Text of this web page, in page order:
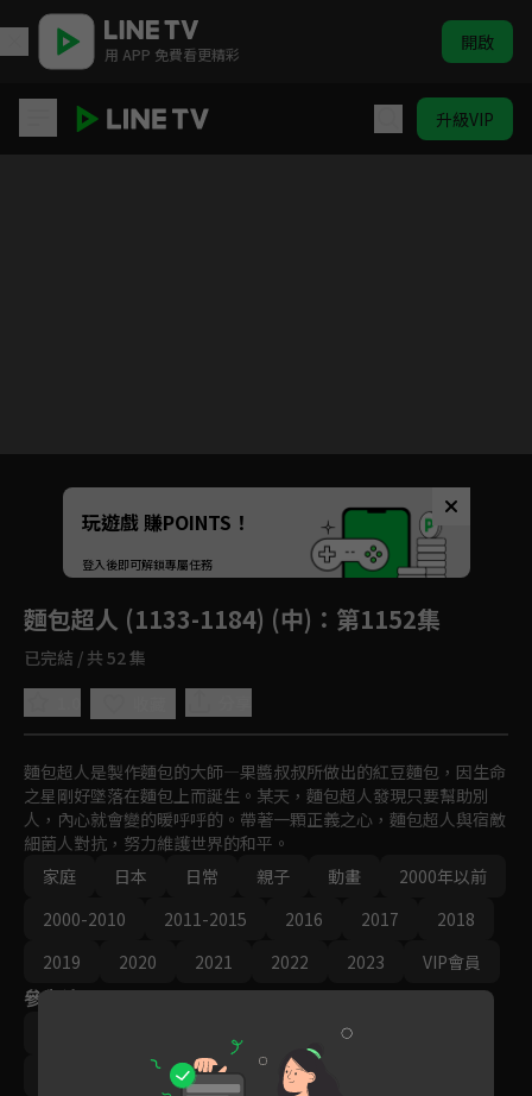
用 APP 免費看更精彩 開啟
升級VIP
您收看的廣告支持著我們提供更多戲劇內容
玩遊戲 賺POINTS！
登入後即可解鎖專屬任務
麵包超人 (1133-1184) (中) ：第1152集
已完結 / 共 52 集
麵包超人是製作麵包的大師—果醬叔叔所做出的紅豆麵包，因生命
之星剛好墜落在麵包上而誕生。某天，麵包超人發現只要幫助別
人，內心就會變的暖呼呼的。帶著一顆正義之心，麵包超人與宿敵
細菌人對抗，努力維護世界的和平。
家庭
日本 日常 親子 動畫
2000年以前
2000-2010
2011-2015 2016 2017
2018
2019
2020 2021 2022 2023 VIP會員
參與演員
導演｜矢野博之
導演｜篠原俊哉